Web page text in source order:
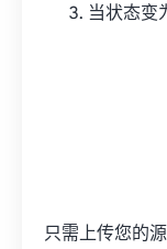
当状态变
只需上传您的